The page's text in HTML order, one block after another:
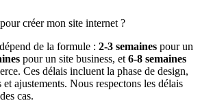
créer mon site internet ?
de la formule : 2-3 semaines pour un
pour un site business, et 6-8 semaines
Ces délais incluent la phase de design,
ajustements. Nous respectons les délais
cas.